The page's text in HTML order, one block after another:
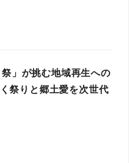
」が挑む地域再生への
祭りと郷土愛を次世代